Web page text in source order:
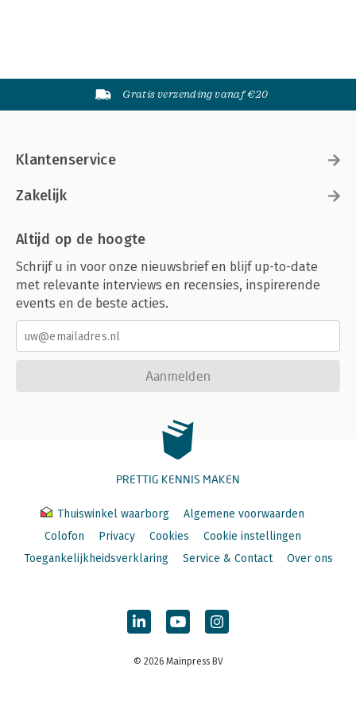
Gratis verzending vanaf €20
Klantenservice
Zakelijk
Altijd op de hoogte
Schrijf u in voor onze nieuwsbrief en blijf up-to-date
met relevante interviews en recensies, inspirerende
events en de beste acties.
Aanmelden
PRETTIG KENNIS MAKEN
Thuiswinkel waarborg
Algemene voorwaarden
Colofon
Privacy Cookies
Cookie instellingen
Toegankelijkheidsverklaring
Service & Contact Over ons
© 2026 Mainpress BV